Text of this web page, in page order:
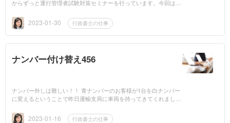
からずっと運行管理者試験対策セミナーを行っています。今回は2
円で他にテキ...
2023-01-30 行政書士の仕事
ナンバー付け替え456
ナンバー外しは難しい！！ 青ナンバーのお客様が1台を白ナンバー
に変えるということで昨日運輸支局に車両を持ってきてくれまし
さいね」とお願...
2023-01-16 行政書士の仕事